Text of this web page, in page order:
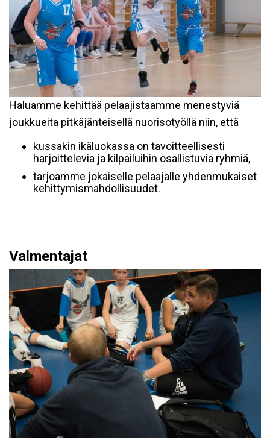
Haluamme kehittää pelaajistaamme menestyviä
joukkueita pitkäjänteisellä nuorisotyöllä niin, että
kussakin ikäluokassa on tavoitteellisesti
harjoittelevia ja kilpailuihin osallistuvia ryhmiä,
tarjoamme jokaiselle pelaajalle yhdenmukaiset
kehittymismahdollisuudet.
Valmentajat